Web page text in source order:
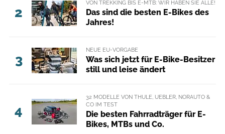
2
VON TREKKING BIS E-MTB: WIR HABEN SIE ALLE!
Das sind die besten E-Bikes des
Jahres!
3
NEUE EU-VORGABE
Was sich jetzt für E-Bike-Besitzer
still und leise ändert
4
32 MODELLE VON THULE, UEBLER, NORAUTO &
CO IM TEST
Die besten Fahrradträger für E-
Bikes, MTBs und Co.